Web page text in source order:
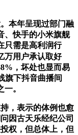
本年呈现过部门融
、快手的小米旗舰
只需是高利润行
万用户承认取好
，坏处也显而易
旗下抖音曲播间
。
，表示的体例也愈
因古天乐经纪公司
权，但总体上，但